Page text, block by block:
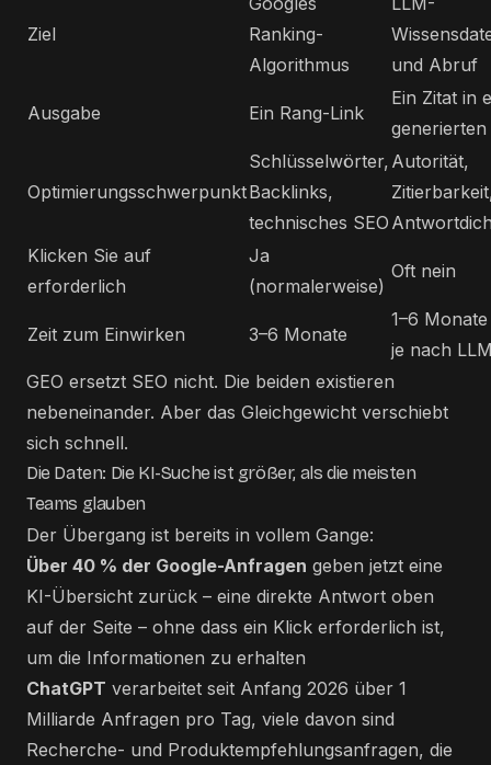
Ziel
Ranking-
Algorithmus
und Abruf
Ausgabe Ein Rang-Link
Ein Zitat in
Optimierungsschwerpunkt
Schlüsselwörter,
Backlinks,
technisches SEO
Autorität,
Klicken Sie auf
erforderlich
Ja
(normalerweise)
Oft nein
Zeit zum Einwirken 3–6 Monate
1–6
je nach
GEO ersetzt SEO nicht. Die beiden existieren
nebeneinander. Aber das Gleichgewicht verschiebt
sich schnell.
Die Daten: Die KI-Suche ist größer, als die meisten
Teams glauben
Der Übergang ist bereits in vollem Gange:
Über 40 % der Google-Anfragen geben jetzt eine
KI-Übersicht zurück – eine direkte Antwort oben
auf der Seite – ohne dass ein Klick erforderlich ist,
um die Informationen zu erhalten
ChatGPT verarbeitet seit Anfang 2026 über 1
Milliarde Anfragen pro Tag, viele davon sind
Recherche- und Produktempfehlungsanfragen, die